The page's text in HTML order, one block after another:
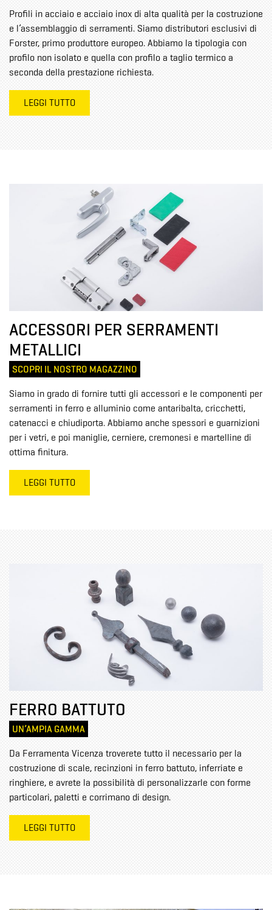
Profili in acciaio e acciaio inox di alta qualità per la costruzione
e l’assemblaggio di serramenti. Siamo distributori esclusivi di
Forster, primo produttore europeo. Abbiamo la tipologia con
profilo non isolato e quella con profilo a taglio termico a
seconda della prestazione richiesta.
LEGGI TUTTO
ACCESSORI PER SERRAMENTI
METALLICI
SCOPRI IL NOSTRO MAGAZZINO
Siamo in grado di fornire tutti gli accessori e le componenti per
serramenti in ferro e alluminio come antaribalta, cricchetti,
catenacci e chiudiporta. Abbiamo anche spessori e guarnizioni
per i vetri, e poi maniglie, cerniere, cremonesi e martelline di
ottima finitura.
LEGGI TUTTO
FERRO BATTUTO
UN’AMPIA GAMMA
Da Ferramenta Vicenza troverete tutto il necessario per la
costruzione di scale, recinzioni in ferro battuto, inferriate e
ringhiere, e avrete la possibilità di personalizzarle con forme
particolari, paletti e corrimano di design.
LEGGI TUTTO